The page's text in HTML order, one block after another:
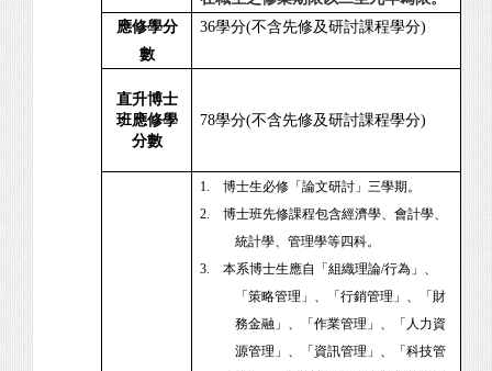
應修學分
數
36學分(不含先修及研討課程學分)
直升博士
班應修學
分數
78學分(不含先修及研討課程學分)
1.
博士生必修「論文研討」三學期。
2.
博士班先修課程包含經濟學、會計學、
統計學、管理學等四科。
3.
本系博士生應自「組織理論/行為」、
「策略管理」、「行銷管理」、「財
務金融」、「作業管理」、「人力資
源管理」、「資訊管理」、「科技管